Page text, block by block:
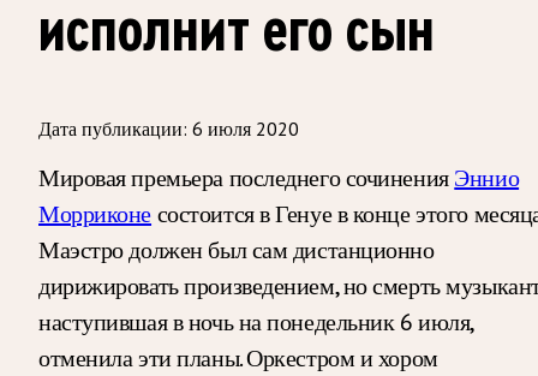
исполнит его сын
Дата публикации: 6 июля 2020
Мировая премьера последнего сочиненияЭннио
Морриконесостоится в Генуе в конце этого
Маэстро должен был сам дистанционно
дирижировать произведением, но смерть
наступившая в ночь на понедельник 6 июля,
отменила эти планы. Оркестром и хором